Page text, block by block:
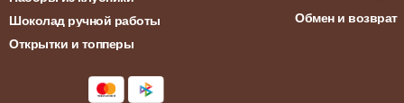
Шоколад ручной работы
Открытки и топперы
Обмен и возврат